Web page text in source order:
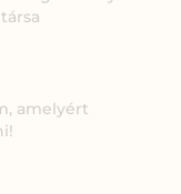
amelyért